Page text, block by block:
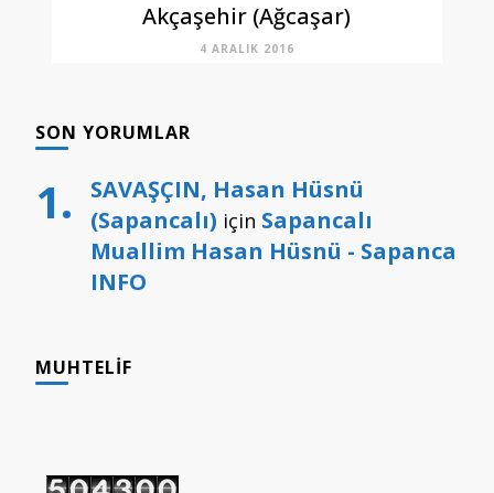
Akçaşehir (Ağcaşar)
4 ARALIK 2016
SON YORUMLAR
SAVAŞÇIN, Hasan Hüsnü
(Sapancalı) için Sapancalı
Muallim Hasan Hüsnü - Sapanca
INFO
MUHTELIF